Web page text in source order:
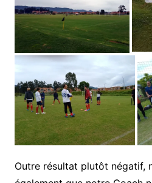
Outre résultat plutôt négatif,